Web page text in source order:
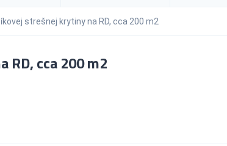
strešnej krytiny na RD, cca 200 m2
cca 200 m2